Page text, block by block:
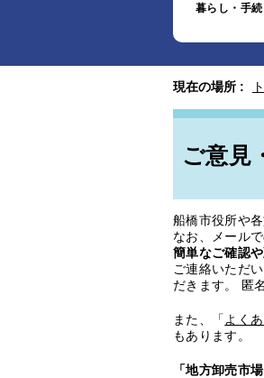
暮らし・手続
現在の場所 :
ご意見
船橋市役所や
なお、メール
簡単なご確認
ご連絡いただ
だきます。 匿
また、「 よく
もあります。
「地方卸売市